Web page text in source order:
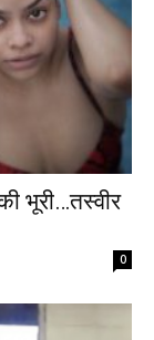
भूरी…तस्वीर
0